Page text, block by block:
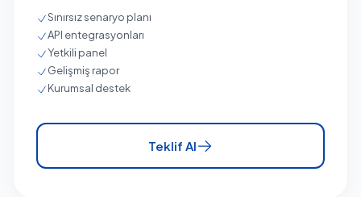
Sınırsız senaryo planı
API entegrasyonları
Yetkili panel
Gelişmiş rapor
Kurumsal destek
Teklif Al